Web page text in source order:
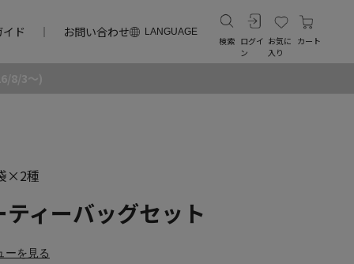
ド お問い合わせ LANGUAGE
検索 ログイ
ン
お気に
入り
カート
8/3～)
×2種
ィーバッグセット
ーを見る